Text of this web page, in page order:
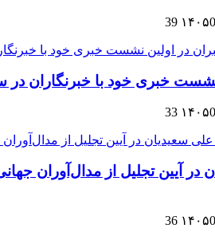
0
39
منفعت بیمه‌ای در حوزه بیمه‌های تجاری است اما این مجموعه از حوزه درمان خارج
0
33
در آيين تجليل از مدال‌آوران
0
36